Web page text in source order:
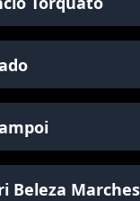
Beleza